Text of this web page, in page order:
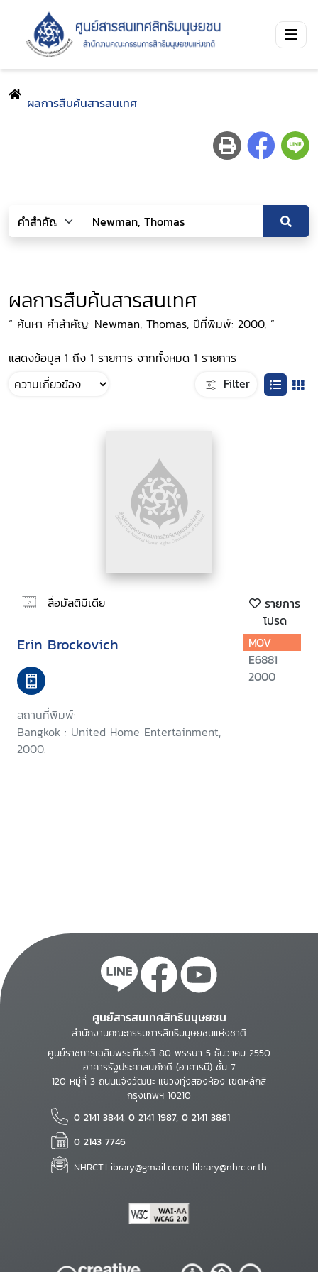
ผลการสืบค้นสารสนเทศ
ผลการสืบค้นสารสนเทศ
“ ค้นหา คำสำคัญ: Newman, Thomas, ปีที่พิมพ์: 2000, ”
แสดงข้อมูล 1 ถึง 1 รายการ จากทั้งหมด 1 รายการ
Filter
สื่อมัลติมีเดีย
รายการ
โปรด
Erin Brockovich
สถานที่พิมพ์:
Bangkok : United Home Entertainment,
2000.
MOV
E6881
2000
ศูนย์สารสนเทศสิทธิมนุษยชน
สำนักงานคณะกรรมการสิทธิมนุษยชนแห่งชาติ
ศูนย์ราชการเฉลิมพระเกียรติ 80 พรรษา 5 ธันวาคม 2550
อาคารรัฐประศาสนภักดี (อาคารบี) ชั้น 7
120 หมู่ที่ 3 ถนนแจ้งวัฒนะ แขวงทุ่งสองห้อง เขตหลักสี่
กรุงเทพฯ 10210
0 2141 3844, 0 2141 1987, 0 2141 3881
0 2143 7746
NHRCT.Library@gmail.com; library@nhrc.or.th